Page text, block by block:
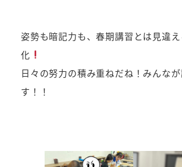
姿勢も暗記力も、春期講習とは見違
化
日々の努力の積み重ねだね！みんな
す！！